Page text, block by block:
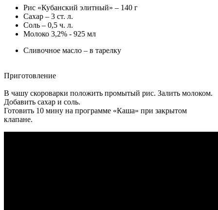
Рис «Кубанский элитный» – 140 г
Сахар – 3 ст. л.
Соль – 0,5 ч. л.
Молоко 3,2% - 925 мл
Сливочное масло – в тарелку
Приготовление
В чашу скороварки положить промытый рис. Залить молоком.
Добавить сахар и соль.
Готовить 10 мину на программе «Каша» при закрытом
клапане.